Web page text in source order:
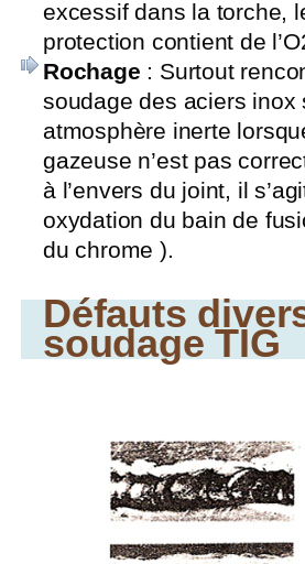
excessif dans la torche,
protection contient de
Rochage : Surtout
soudage des aciers inox
atmosphère inerte
gazeuse n’est pas
à l’envers du joint, il
oxydation du bain de
du chrome ).
Défauts
soudage TIG